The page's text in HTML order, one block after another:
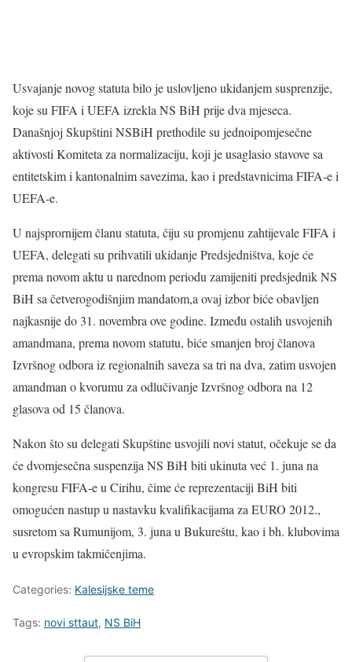
Usvajanje novog statuta bilo je uslovljeno ukidanjem susprenzije,
koje su FIFA i UEFA izrekla NS BiH prije dva mjeseca.
Današnjoj Skupštini NSBiH prethodile su jednoipomjesečne
aktivosti Komiteta za normalizaciju, koji je usaglasio stavove sa
entitetskim i kantonalnim savezima, kao i predstavnicima FIFA-e i
UEFA-e.
U najsprornijem članu statuta, čiju su promjenu zahtijevale FIFA i
UEFA, delegati su prihvatili ukidanje Predsjedništva, koje će
prema novom aktu u narednom periodu zamijeniti predsjednik NS
BiH sa četverogodišnjim mandatom,a ovaj izbor biće obavljen
najkasnije do 31. novembra ove godine. Između ostalih usvojenih
amandmana, prema novom statutu, biće smanjen broj članova
Izvršnog odbora iz regionalnih saveza sa tri na dva, zatim usvojen
amandman o kvorumu za odlučivanje Izvršnog odbora na 12
glasova od 15 članova.
Nakon što su delegati Skupštine usvojili novi statut, očekuje se da
će dvomjesečna suspenzija NS BiH biti ukinuta već 1. juna na
kongresu FIFA-e u Cirihu, čime će reprezentaciji BiH biti
omogućen nastup u nastavku kvalifikacijama za EURO 2012.,
susretom sa Rumunijom, 3. juna u Bukureštu, kao i bh. klubovima
u evropskim takmičenjima.
Categories: Kalesijske teme
Tags: novi sttaut, NS BiH